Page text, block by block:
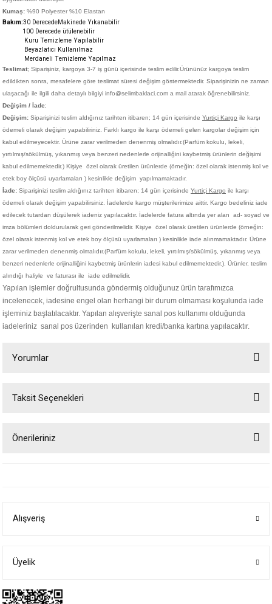
Kumaş: %90 Polyester %10 Elastan
Bakım:30 DerecedeMakinede Yıkanabilir
100 Derecede ütülenebilir
Kuru Temizleme Yapılabilir
Beyazlatıcı Kullanılmaz
Merdaneli Temizleme Yapılmaz
Teslimat; Siparişiniz, kargoya 3-7 iş günü içerisinde teslim edilir.Ürününüz kargoya teslim
edildikten sonra, mesafelere göre teslimat süresi değişim göstermektedir. Siparişinizin ne zaman
ulaşacağı ile ilgili daha detaylı bilgiyi info@selimbaklaci.com a mail atarak öğrenebilirsiniz.
Değişim / İade;
Değişim: Siparişinizi teslim aldığınız tarihten itibaren; 14 gün içerisinde Yurtiçi Kargo ile karşı
ödemeli olarak değişim yapabiliriniz. Farklı kargo ile karşı ödemeli gelen kargolar değişim için
kabul edilmeyecektir. Ürüne zarar verilmeden denenmiş olmalıdır.(Parfüm kokulu, lekeli,
yırtılmış/sökülmüş, yıkanmış veya benzeri nedenlerle orijinalliğini kaybetmiş ürünlerin değişimi
kabul edilmemektedir.) Kişiye
özel olarak üretilen ürünlerde (örneğin: özel olarak istenmiş kol ve
etek boy ölçüsü uyarlamaları ) kesinlikle değişim yapılmamaktadır.
İade: Siparişinizi teslim aldığınız tarihten itibaren; 14 gün içerisinde Yurtiçi Kargo ile karşı
ödemeli olarak değişim yapabilirsiniz. İadelerde kargo müşterilerimize aittir. Kargo bedeliniz iade
edilecek tutardan düşülerek iadeniz yapılacaktır. İadelerde fatura altında yer alan ad- soyad ve
imza bölümleri doldurularak geri gönderilmelidir. Kişiye
özel olarak üretilen ürünlerde (örneğin:
özel olarak istenmiş kol ve etek boy ölçüsü uyarlamaları ) kesinlikle iade alınmamaktadır. Ürüne
zarar verilmeden denenmiş olmalıdır.(Parfüm kokulu, lekeli, yırtılmış/sökülmüş, yıkanmış veya
benzeri nedenlerle orijinalliğini kaybetmiş ürünlerin iadesi kabul edilmemektedir.). Ürünler, teslim
alındığı haliyle ve faturası ile iade edilmelidir.
Yapılan işlemler doğrultusunda göndermiş olduğunuz ürün tarafımızca
incelenecek, iadesine engel olan herhangi bir durum olmaması koşulunda iade
işleminiz başlatılacaktır. Yapılan alışverişte sanal pos kullanımı olduğunda
iadeleriniz sanal pos üzerinden kullanılan kredi/banka kartına yapılacaktır.
Yorumlar
Taksit Seçenekleri
Önerileriniz
Ürün bilgilerinde hatalar bulunuyor.
Bu ürüne benzer farklı alternatifler olmalı.
Alışveriş
Üyelik